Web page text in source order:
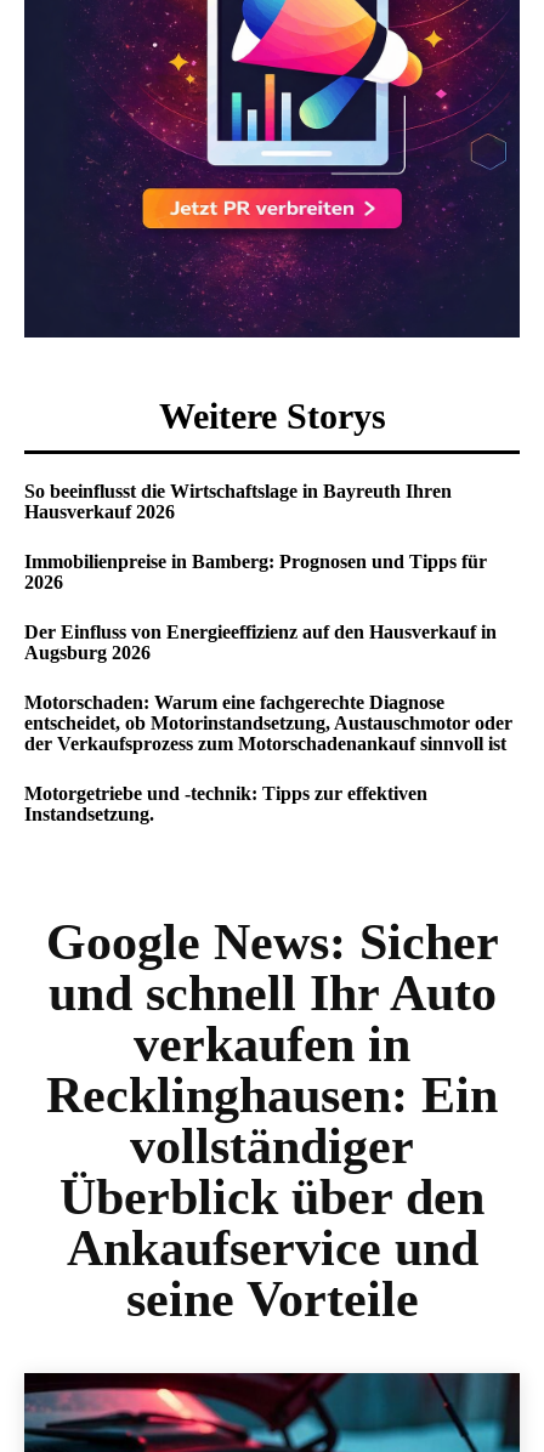
Weitere Storys
So beeinflusst die Wirtschaftslage in Bayreuth Ihren
Hausverkauf 2026
Immobilienpreise in Bamberg: Prognosen und Tipps für
2026
Der Einfluss von Energieeffizienz auf den Hausverkauf in
Augsburg 2026
Motorschaden: Warum eine fachgerechte Diagnose
entscheidet, ob Motorinstandsetzung, Austauschmotor oder
der Verkaufsprozess zum Motorschadenankauf sinnvoll ist
Motorgetriebe und -technik: Tipps zur effektiven
Instandsetzung.
Google News: Sicher
und schnell Ihr Auto
verkaufen in
Recklinghausen: Ein
vollständiger
Überblick über den
Ankaufservice und
seine Vorteile